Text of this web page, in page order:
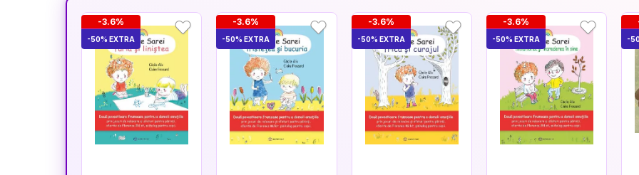
-3.6%
-50% EXTRA
-3.6%
-50% EXTRA
-3.6%
-50% EXTRA
-3.6%
-50% EXTRA -